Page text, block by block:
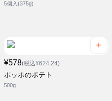
5個入(375g)
¥578(税込¥624.24)
ポッポのポテト
500g